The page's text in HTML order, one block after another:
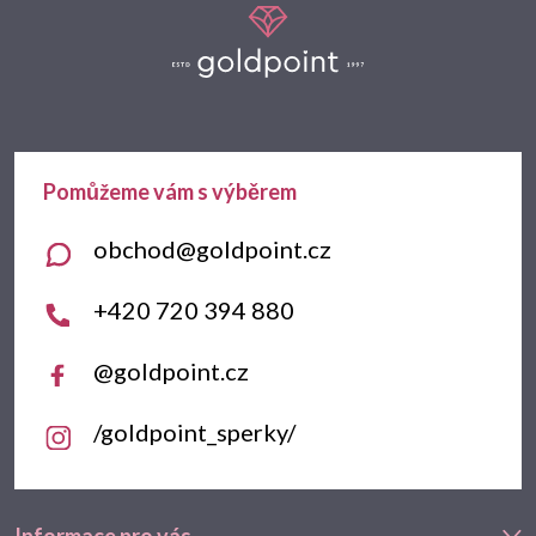
a
obchod@goldpoint.cz
+420 720 394 880
@goldpoint.cz
/goldpoint_sperky/